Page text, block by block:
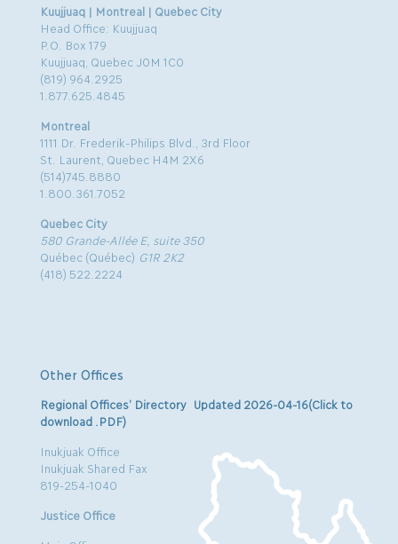
Kuujjuaq | Montreal | Quebec City
Head Office: Kuujjuaq
P.O. Box 179
Kuujjuaq, Quebec J0M 1C0
(819) 964.2925
1.877.625.4845
Montreal
1111 Dr. Frederik-Philips Blvd., 3rd Floor
St. Laurent, Quebec H4M 2X6
(514)745.8880
1.800.361.7052
Quebec City
580 Grande-Allée E, suite 350
Québec (Québec) G1R 2K2
(418) 522.2224
Other Offices
Regional Offices’ Directory Updated 2026-04-16(Click to
download .PDF)
Inukjuak Office
Inukjuak Shared Fax
819-254-1040
Justice Office